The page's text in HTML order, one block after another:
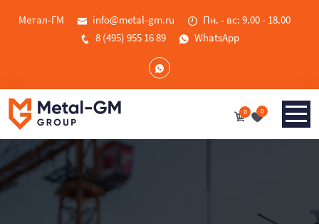
Метал-ГМ info@metal-gm.ru
Пн. - вс: 9.00 - 18.00
8 (495) 955 16 89
WhatsApp
0 0